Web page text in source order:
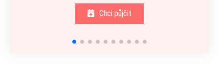
Chci půjčit